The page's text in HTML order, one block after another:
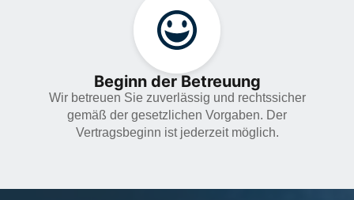
Beginn der Betreuung
Wir betreuen Sie zuverlässig und rechtssicher
gemäß der gesetzlichen Vorgaben. Der
Vertragsbeginn ist jederzeit möglich.